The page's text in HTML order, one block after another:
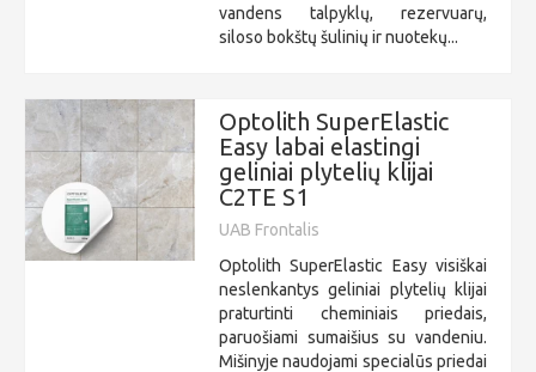
vandens talpyklų, rezervuarų,
siloso bokštų šulinių ir nuotekų...
Optolith SuperElastic
Easy labai elastingi
geliniai plytelių klijai
C2TE S1
UAB Frontalis
Optolith SuperElastic Easy visiškai
neslenkantys geliniai plytelių klijai
praturtinti cheminiais priedais,
paruošiami sumaišius su vandeniu.
Mišinyje naudojami specialūs priedai